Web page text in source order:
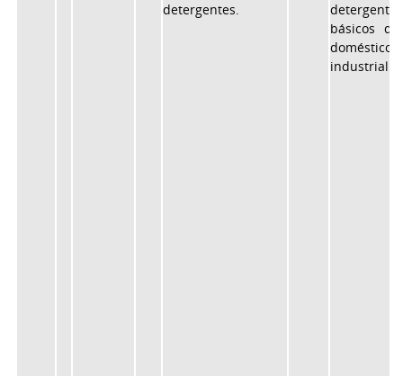
detergentes.
detergentes
básicos
industrial